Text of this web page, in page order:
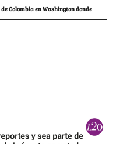
Colombia en Washington donde